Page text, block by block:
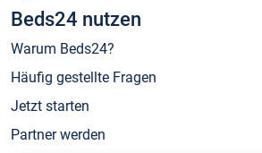
Beds24 nutzen
Warum Beds24?
Häufig gestellte Fragen
Jetzt starten
Partner werden